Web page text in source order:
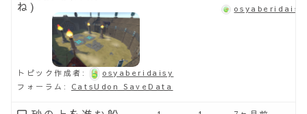
ね)
トピック作成者:
osyaberidaisy
フォーラム: CatsUdon SaveData
osyaberidaisy